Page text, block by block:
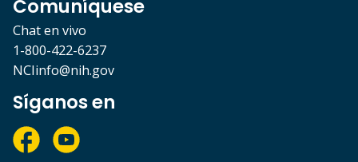
Comuníquese
Chat en vivo
1-800-422-6237
NCIinfo@nih.gov
Síganos en